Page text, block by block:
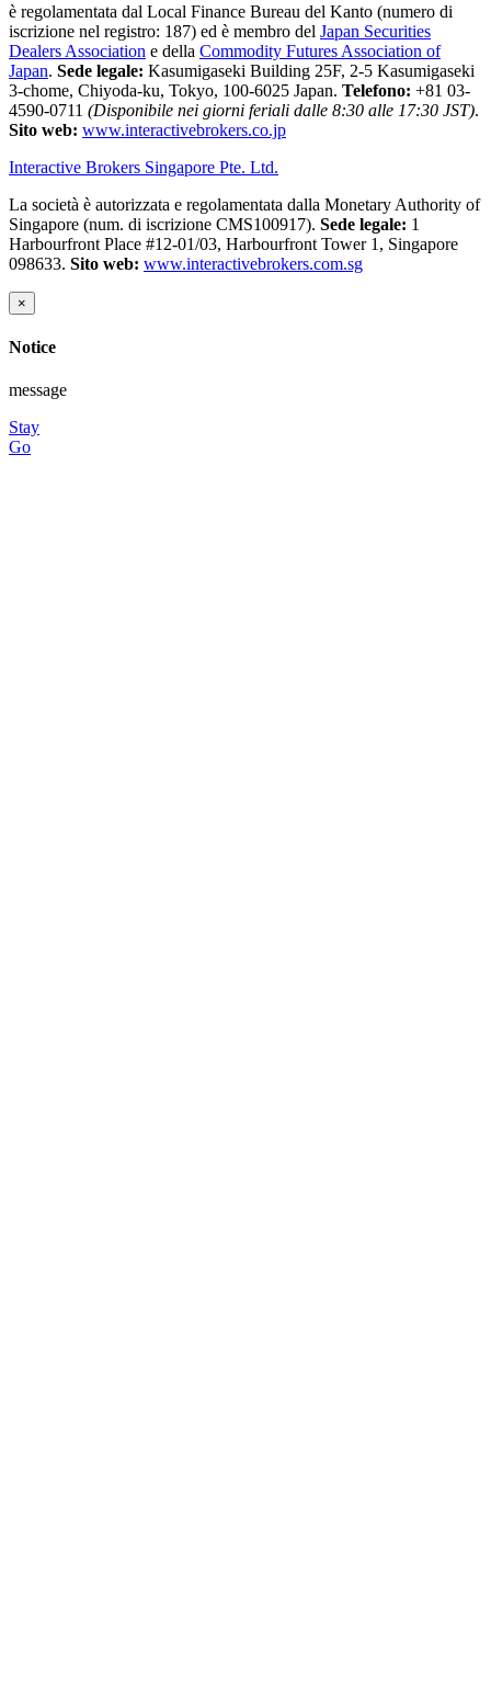
è regolamentata dal Local Finance Bureau del Kanto (numero di
iscrizione nel registro: 187) ed è membro del Japan Securities
Dealers Association e della Commodity Futures Association of
Japan. Sede legale: Kasumigaseki Building 25F, 2-5 Kasumigaseki
3-chome, Chiyoda-ku, Tokyo, 100-6025 Japan. Telefono: +81 03-
4590-0711 (Disponibile nei giorni feriali dalle 8:30 alle 17:30 JST).
Sito web: www.interactivebrokers.co.jp
Interactive Brokers Singapore Pte. Ltd.
La società è autorizzata e regolamentata dalla Monetary Authority of
Singapore (num. di iscrizione CMS100917). Sede legale: 1
Harbourfront Place #12-01/03, Harbourfront Tower 1, Singapore
098633. Sito web: www.interactivebrokers.com.sg
×
Notice
message
Stay
Go